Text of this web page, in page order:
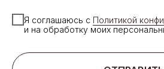
Я соглашаюсь с Политикой
и на обработку моих